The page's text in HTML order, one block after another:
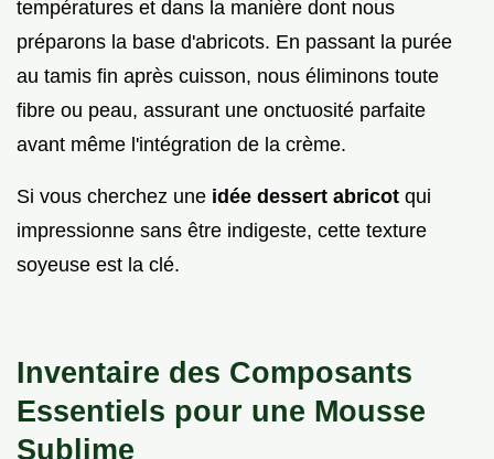
températures et dans la manière dont nous
préparons la base d'abricots. En passant la purée
au tamis fin après cuisson, nous éliminons toute
fibre ou peau, assurant une onctuosité parfaite
avant même l'intégration de la crème.
Si vous cherchez une idée dessert abricot qui
impressionne sans être indigeste, cette texture
soyeuse est la clé.
Inventaire des Composants
Essentiels pour une Mousse
Sublime